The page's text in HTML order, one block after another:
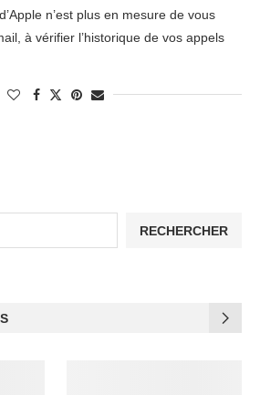
n’est plus en mesure de vous
à vérifier l’historique de vos appels
RECHERCHER